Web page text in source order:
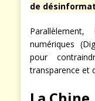
de
numériques
pour
transparence et